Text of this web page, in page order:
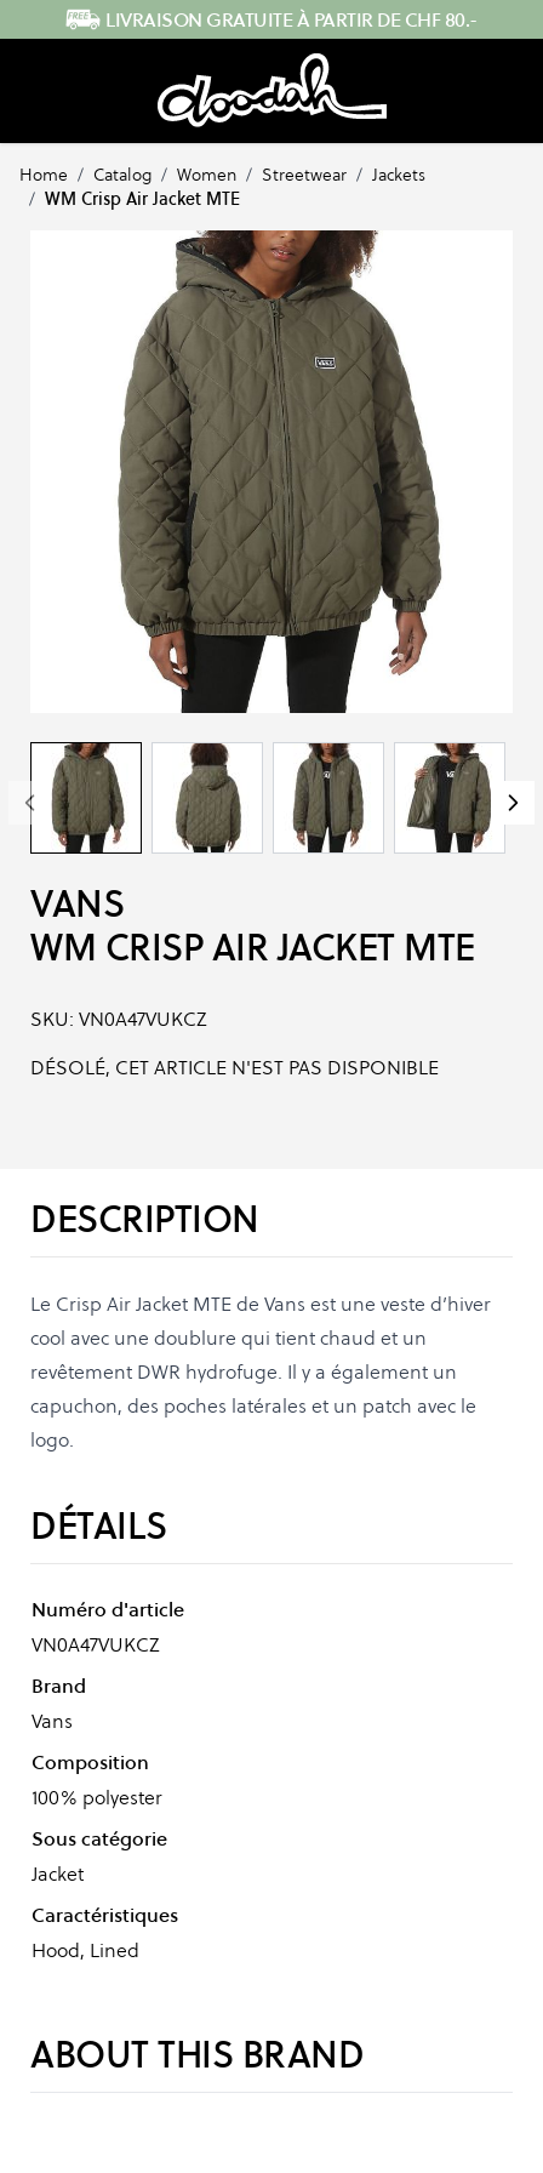
Skip to ContentLIVRAISON GRATUITE À PARTIR DE CHF 80.-
Home / Catalog / Women / Streetwear / Jackets
/ WM Crisp Air Jacket MTE
VANS
WM CRISP AIR JACKET MTE
SKU: VN0A47VUKCZ
DÉSOLÉ, CET ARTICLE N'EST PAS DISPONIBLE
DESCRIPTION
Le Crisp Air Jacket MTE de Vans est une veste d’hiver
cool avec une doublure qui tient chaud et un
revêtement DWR hydrofuge. Il y a également un
capuchon, des poches latérales et un patch avec le
logo.
DÉTAILS
Numéro d'article
VN0A47VUKCZ
Brand
Vans
Composition
100% polyester
Sous catégorie
Jacket
Caractéristiques
Hood, Lined
ABOUT THIS BRAND